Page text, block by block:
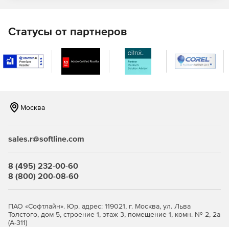
Предотвращение вторжений – защита сетевых
ресурсов от вредоносных атак, хакеров, большинства
внутренних/внешних угроз за свет глубокой проверки
пакетов данных.
поддержка интеграции с платежной системой Paypal.
полосу пропускания, настройка приоритетов для
производительности.
доступности путем кластеризации двух единиц для
создания максимально надежной интернет-защиты в
Статусы от партнеров
Москва
sales.r@softline.com
8 (495) 232-00-60
8 (800) 200-08-60
ПАО «Софтлайн». Юр. адрес: 119021, г. Москва, ул. Льва
Толстого, дом 5, строение 1, этаж 3, помещение 1, комн. № 2, 2а
(А-311)